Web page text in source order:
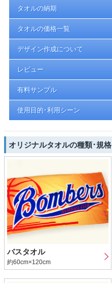
タオルの納期
タオルの価格一覧
デザイン作成について
レビュー
有料サンプル
使用目的･利用シーン
オリジナルタオルの種類･規格
バスタオル
約60cm×120cm